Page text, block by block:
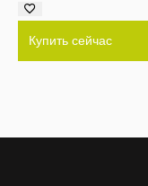
Купить сейчас